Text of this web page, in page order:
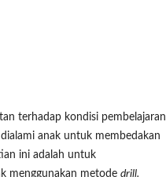
terhadap kondisi pembelajaran
anak untuk membedakan
ini adalah untuk
menggunakan metode drill.